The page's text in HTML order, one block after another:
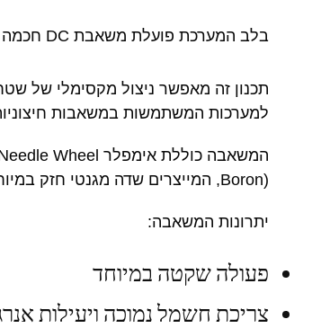
בלב המערכת פועלת משאבת DC חכמה מבית Seatorch, המותקנת בתוך גוף הפורק עצמו.
תכנון זה מאפשר ניצול מקסימלי של
למערכות המשתמשות במשאבות
Boron), המייצרים שדה מגנטי חזק במיוחד ליעילות עבודה גבוהה ואמינות ארוכת טווח.
יתרונות המשאבה:
פעולה שקטה במיוחד
צריכת חשמל נמוכה ויעילות